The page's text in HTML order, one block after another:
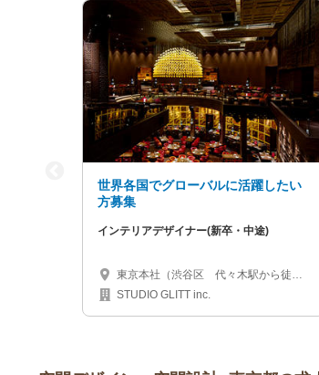
世界各国でグローバルに活躍したい
方募集
インテリアデザイナー(新卒・中途)
東京本社（渋谷区 代々木駅から徒歩3
分) [海外出張有り]
STUDIO GLITT inc.